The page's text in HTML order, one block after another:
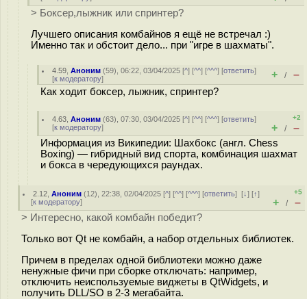
> Боксер,лыжник или спринтер?
Лучшего описания комбайнов я ещё не встречал :)
Именно так и обстоит дело... при "игре в шахматы".
4.59 ,Аноним (59), 06:22, 03/04/2025 [^] [^^] [^^^] [ответить]
[к модератору] + / –
Как ходит боксер, лыжник, спринтер?
4.63 ,Аноним (63), 07:30, 03/04/2025 [^] [^^] [^^^] [ответить]
[к модератору]
+2
+ / –
Информация из Википедии: Шахбокс (англ. Chess
Boxing) — гибридный вид спорта, комбинация шахмат
и бокса в чередующихся раундах.
2.12 ,Аноним (12), 22:38, 02/04/2025 [^] [^^] [^^^] [ответить][↓] [↑]
[к модератору]
+5
+ / –
> Интересно, какой комбайн победит?
Только вот Qt не комбайн, а набор отдельных библиотек.
Причем в пределах одной библиотеки можно даже
ненужные фичи при сборке отключать: например,
отключить неиспользуемые виджеты в QtWidgets, и
получить DLL/SO в 2-3 мегабайта.